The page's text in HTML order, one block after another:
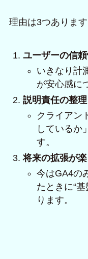
理由は3つあります
ユーザーの信
いきなり計
が安心感に
説明責任の整理
クライアン
しているか
す。
将来の拡張が楽
今はGA4の
たときに“
ります。